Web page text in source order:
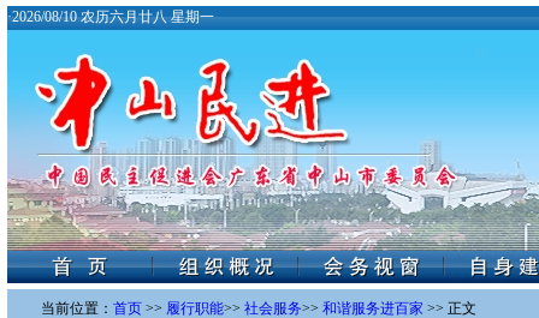
·2026/08/10 农历六月廿八 星期一
当前位置： 首页 >> 履行职能>> 社会服务>> 和谐服务进百家 >> 正文